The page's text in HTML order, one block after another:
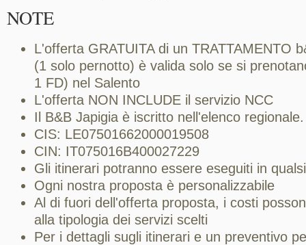
NOTE
L'offerta GRATUITA di un TRATTAMENTO
(1 solo pernotto) è valida solo se si
1 FD) nel Salento
L'offerta NON INCLUDE il servizio NCC
Il B&B Japigia è iscritto nell'elenco regionale.
CIS: LE07501662000019508
CIN: IT075016B400027229
Gli itinerari potranno essere eseguiti in
Ogni nostra proposta è personalizzabile
Al di fuori dell'offerta proposta, i costi
alla tipologia dei servizi scelti
Per i dettagli sugli itinerari e un preventivo